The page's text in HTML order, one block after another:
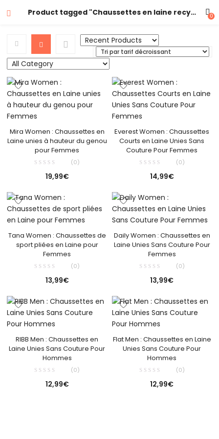
Product tagged "Chaussettes en laine recyclé" 0
Mira Women : Chaussettes en
Laine unies à hauteur du genou
pour Femmes
(0)
19,99€
Everest Women : Chaussettes
Courts en Laine Unies Sans
Couture Pour Femmes
(0)
14,99€
Tana Women : Chaussettes de
sport pliées en Laine pour
Femmes
(0)
13,99€
Daily Women : Chaussettes en
Laine Unies Sans Couture Pour
Femmes
(0)
13,99€
RIBB Men : Chaussettes en
Laine Unies Sans Couture Pour
Hommes
(0)
12,99€
Flat Men : Chaussettes en Laine
Unies Sans Couture Pour
Hommes
(0)
12,99€